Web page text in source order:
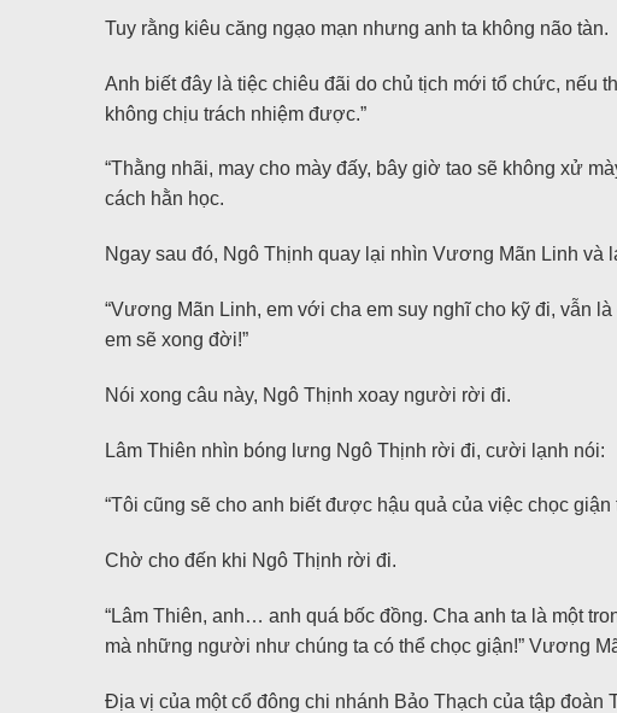
Tuy rằng kiêu căng ngạo mạn nhưng anh ta không não tàn.
Anh biết đây là tiệc chiêu đãi do chủ tịch mới tổ chức, nếu
không chịu trách nhiệm được.”
“Thằng nhãi, may cho mày đấy, bây giờ tao sẽ không xử
cách hằn học.
Ngay sau đó, Ngô Thịnh quay lại nhìn Vương Mãn Linh và
“Vương Mãn Linh, em với cha em suy nghĩ cho kỹ đi, vẫn
em sẽ xong đời!”
Nói xong câu này, Ngô Thịnh xoay người rời đi.
Lâm Thiên nhìn bóng lưng Ngô Thịnh rời đi, cười lạnh nói:
“Tôi cũng sẽ cho anh biết được hậu quả của việc chọc giận
Chờ cho đến khi Ngô Thịnh rời đi.
“Lâm Thiên, anh… anh quá bốc đồng. Cha anh ta là một
mà những người như chúng ta có thể chọc giận!” Vương
Địa vị của một cổ đông chi nhánh Bảo Thạch của tập